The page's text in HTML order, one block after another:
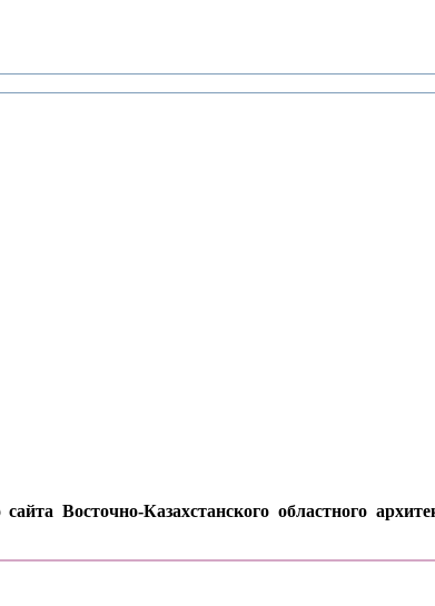
Восточно-Казахстанского областного